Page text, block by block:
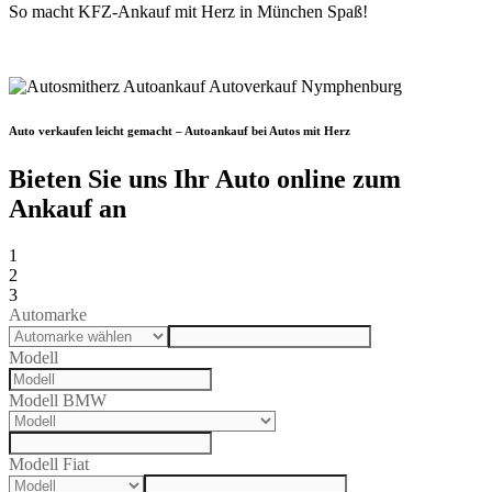
So macht KFZ-Ankauf mit Herz in München Spaß!
Auto verkaufen leicht gemacht – Autoankauf bei Autos mit Herz
Bieten Sie uns Ihr Auto online zum
Ankauf an
1
2
3
Automarke
Modell
Modell BMW
Modell Fiat